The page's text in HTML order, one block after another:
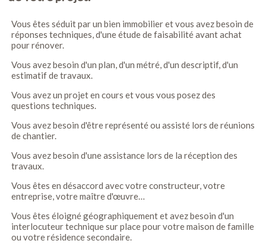
Vous êtes séduit par un bien immobilier et vous avez besoin de
réponses techniques, d'une étude de faisabilité avant achat
pour rénover.
Vous avez besoin d'un plan, d'un métré, d'un descriptif, d'un
estimatif de travaux.
Vous avez un projet en cours et vous vous posez des
questions techniques.
Vous avez besoin d'être représenté ou assisté lors de réunions
de chantier.
Vous avez besoin d'une assistance lors de la réception des
travaux.
Vous êtes en désaccord avec votre constructeur, votre
entreprise, votre maître d'œuvre…
Vous êtes éloigné géographiquement et avez besoin d'un
interlocuteur technique sur place pour votre maison de famille
ou votre résidence secondaire.